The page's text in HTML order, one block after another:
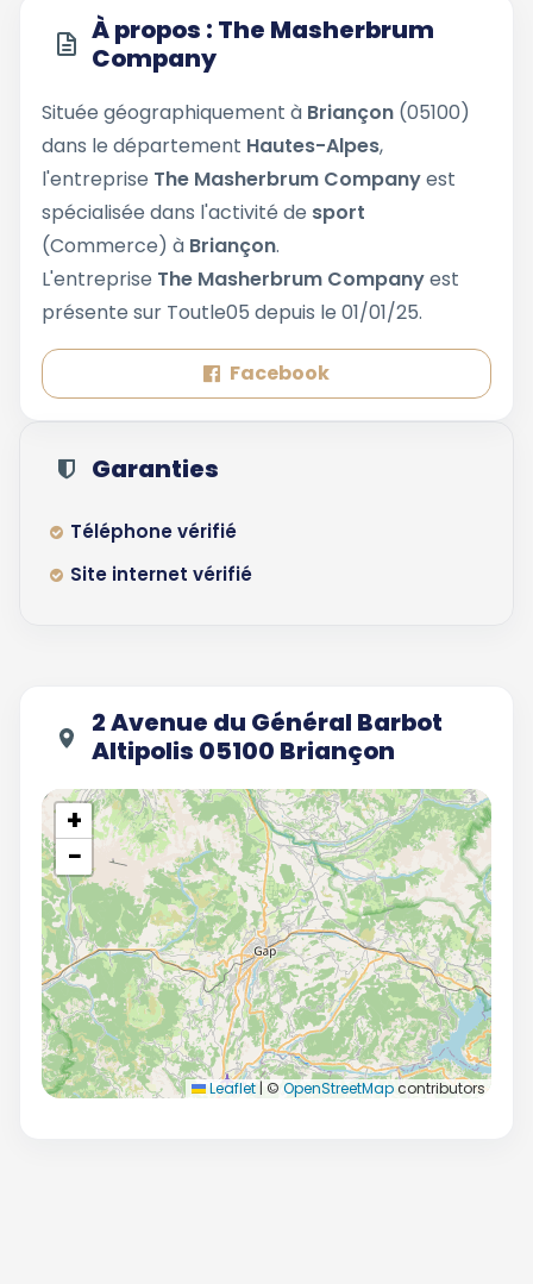
À propos : The Masherbrum
Company
Située géographiquement à Briançon (05100)
dans le département Hautes-Alpes,
l'entreprise The Masherbrum Companyest
spécialisée dans l'activité de sport
(Commerce) à Briançon.
L'entreprise The Masherbrum Companyest
présente sur Toutle05 depuis le 01/01/25.
Facebook
Garanties
Téléphone vérifié
Site internet vérifié
2 Avenue du Général Barbot
Altipolis 05100 Briançon
+
−
Leaflet | © OpenStreetMapcontributors